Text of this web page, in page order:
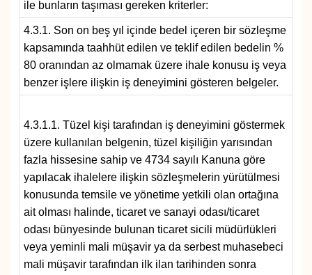
ile bunların taşıması gereken kriterler:
4.3.1. Son on beş yıl içinde bedel içeren bir sözleşme
kapsamında taahhüt edilen ve teklif edilen bedelin %
80 oranından az olmamak üzere ihale konusu iş veya
benzer işlere ilişkin iş deneyimini gösteren belgeler.
4.3.1.1. Tüzel kişi tarafından iş deneyimini göstermek
üzere kullanılan belgenin, tüzel kişiliğin yarısından
fazla hissesine sahip ve 4734 sayılı Kanuna göre
yapılacak ihalelere ilişkin sözleşmelerin yürütülmesi
konusunda temsile ve yönetime yetkili olan ortağına
ait olması halinde, ticaret ve sanayi odası/ticaret
odası bünyesinde bulunan ticaret sicili müdürlükleri
veya yeminli mali müşavir ya da serbest muhasebeci
mali müşavir tarafından ilk ilan tarihinden sonra